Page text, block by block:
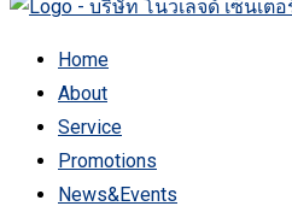
Home
About
Service
Promotions
News&Events